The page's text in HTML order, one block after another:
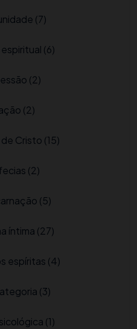
(7)
(6)
(2)
(2)
de Cristo (15)
(2)
(5)
íntima (27)
espíritas (4)
(3)
(1)